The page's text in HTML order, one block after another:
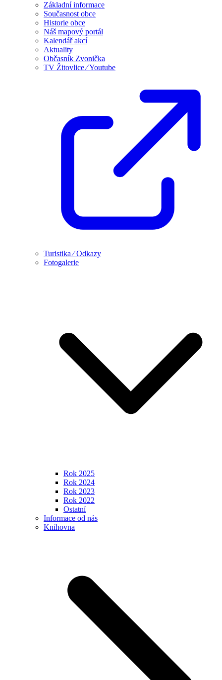
Základní informace
Současnost obce
Historie obce
Náš mapový portál
Kalendář akcí
Aktuality
Občasník Zvonička
TV Žitovlice ⁄ Youtube
Turistika ⁄ Odkazy
Fotogalerie
Rok 2025
Rok 2024
Rok 2023
Rok 2022
Ostatní
Informace od nás
Knihovna